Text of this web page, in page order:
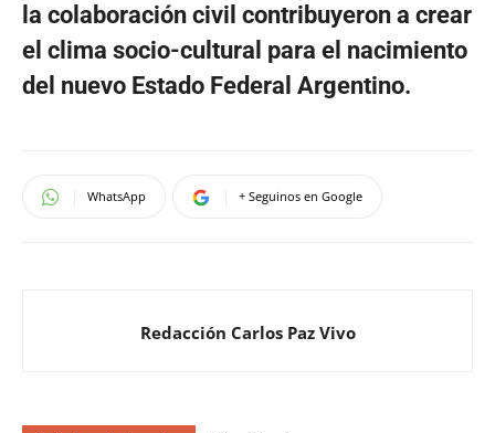
la colaboración civil contribuyeron a crear
el clima socio-cultural para el nacimiento
del nuevo Estado Federal Argentino.
WhatsApp + Seguinos en Google
Redacción Carlos Paz Vivo